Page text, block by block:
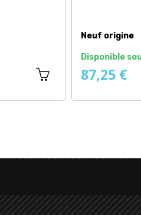
Neuf origine
Disponible
87,25 €